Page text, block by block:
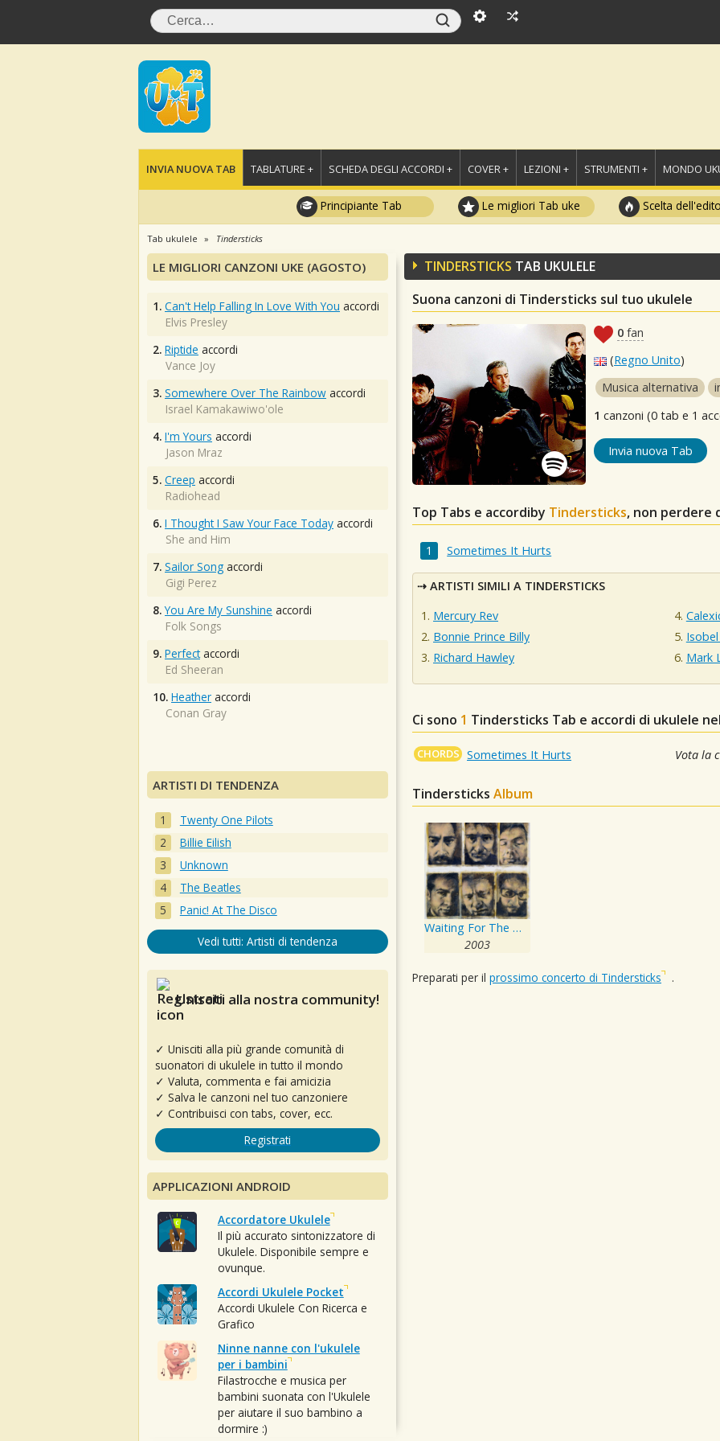
INVIA NUOVA TAB TABLATURE + SCHEDA DEGLI ACCORDI + COVER + LEZIONI + STRUMENTI + MONDO
Principiante Tab Le migliori Tab uke Scelta
Tab ukulele Tindersticks
TINDERSTICKS TAB UKULELE
Suona canzoni di Tindersticks sul tuo ukulele
0 fan
(Regno Unito)
Musica alternativa
1 canzoni (0 tab e 1
Invia nuova Tab
Top Tabs e accordiby Tindersticks, non perdere
Sometimes It Hurts
ARTISTI SIMILI A TINDERSTICKS
Mercury Rev
Bonnie Prince Billy
Richard Hawley
Mark
Ci sono 1 Tindersticks Tab e accordi di ukulele
CHORDS Sometimes It Hurts Vota la
Tindersticks Album
Waiting For The Moon
2003
Preparati per il prossimo concerto di Tindersticks .
LE MIGLIORI CANZONI UKE (AGOSTO)
1. Can't Help Falling In Love With You accordi
Elvis Presley
2. Riptide accordi
Vance Joy
3. Somewhere Over The Rainbow accordi
Israel Kamakawiwo'ole
4. I'm Yours accordi
Jason Mraz
5. Creep accordi
Radiohead
6. I Thought I Saw Your Face Today accordi
She and Him
7. Sailor Song accordi
Gigi Perez
8. You Are My Sunshine accordi
Folk Songs
9. Perfectaccordi
Ed Sheeran
10. Heather accordi
Conan Gray
ARTISTI DI TENDENZA
Twenty One Pilots
Billie Eilish
Unknown
The Beatles
Panic! At The Disco
Vedi tutti: Artisti di tendenza
Unisciti alla nostra community!
✓ Unisciti alla più grande comunità di
suonatori di ukulele in tutto il mondo
✓ Valuta, commenta e fai amicizia
✓ Salva le canzoni nel tuo canzoniere
✓ Contribuisci con tabs, cover, ecc.
Registrati
APPLICAZIONI ANDROID
Accordatore Ukulele
Il più accurato sintonizzatore di
Ukulele. Disponibile sempre e
ovunque.
Accordi Ukulele Pocket
Accordi Ukulele Con Ricerca e
Grafico
Ninne nanne con l'ukulele
per i bambini
Filastrocche e musica per
bambini suonata con l'Ukulele
per aiutare il suo bambino a
dormire :)